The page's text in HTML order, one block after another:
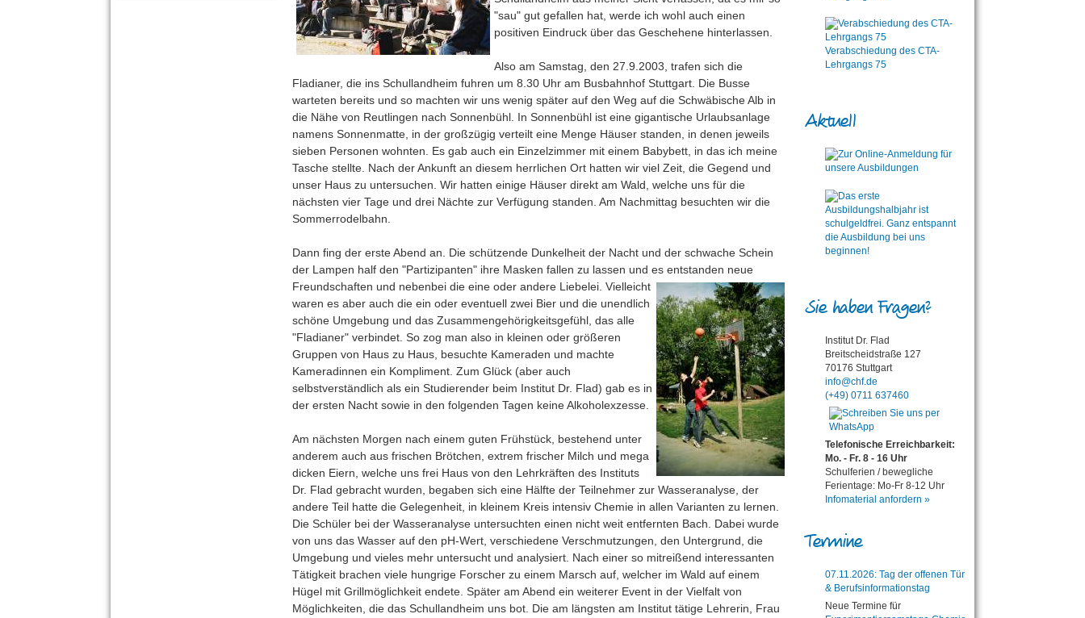
"sau" gut gefallen hat, werde ich wohl auch einen
positiven Eindruck über das Geschehene hinterlassen.
Also am Samstag, den 27.9.2003, trafen sich die
Fladianer, die ins Schullandheim fuhren um 8.30 Uhr am Busbahnhof Stuttgart. Die Busse
warteten bereits und so machten wir uns wenig später auf den Weg auf die Schwäbische Alb in
die Nähe von Reutlingen nach Sonnenbühl. In Sonnenbühl ist eine gigantische Urlaubsanlage
namens Sonnenmatte, in der großzügig verteilt eine Menge Häuser standen, in denen jeweils
sieben Personen wohnten. Es gab auch ein Einzelzimmer mit einem Babybett, in das ich meine
Tasche stellte. Nach der Ankunft an diesem herrlichen Ort hatten wir viel Zeit, die Gegend und
unser Haus zu untersuchen. Wir hatten einige Häuser direkt am Wald, welche uns für die
nächsten vier Tage und drei Nächte zur Verfügung standen. Am Nachmittag besuchten wir die
Sommerrodelbahn.
Dann fing der erste Abend an. Die schützende Dunkelheit der Nacht und der schwache Schein
der Lampen half den "Partizipanten" ihre Masken fallen zu lassen und es entstanden neue
Freundschaften und nebenbei die eine oder andere Liebelei. Vielleicht
waren es aber auch die ein oder eventuell zwei Bier und die unendlich
schöne Umgebung und das Zusammengehörigkeitsgefühl, das alle
"Fladianer" verbindet. So zog man also in kleinen oder größeren
Gruppen von Haus zu Haus, besuchte Kameraden und machte
Kameradinnen ein Kompliment. Zum Glück (aber auch
selbstverständlich als ein Studierender beim Institut Dr. Flad) gab es in
der ersten Nacht sowie in den folgenden Tagen keine Alkoholexzesse.
Am nächsten Morgen nach einem guten Frühstück, bestehend unter
anderem auch aus frischen Brötchen, extrem frischer Milch und mega
dicken Eiern, welche uns frei Haus von den Lehrkräften des Instituts
Dr. Flad gebracht wurden, begaben sich eine Hälfte der Teilnehmer zur Wasseranalyse, der
andere Teil hatte die Gelegenheit, in kleinem Kreis intensiv Chemie in allen Varianten zu lernen.
Die Schüler bei der Wasseranalyse untersuchten einen nicht weit entfernten Bach. Dabei wurde
von uns das Wasser auf den pH-Wert, verschiedene Verschmutzungen, den Untergrund, die
Umgebung und vieles mehr untersucht und analysiert. Nach einer so mitreißend interessanten
Tätigkeit brachen viele hungrige Forscher zu einem Marsch auf, welcher im Wald auf einem
Hügel mit Grillmöglichkeit endete. Später am Abend ein weiterer Event in der Vielfalt von
Möglichkeiten, die das Schullandheim uns bot. Die am längsten am Institut tätige Lehrerin, Frau
Verabschiedung des CTA-
Lehrgangs 75
Aktuell
Sie haben Fragen?
Institut Dr. Flad
Breitscheidstraße 127
70176 Stuttgart
info@chf.de
(+49) 0711 637460
Telefonische Erreichbarkeit:
Mo. - Fr. 8 - 16 Uhr
Schulferien / bewegliche
Ferientage: Mo-Fr 8-12 Uhr
Infomaterial anfordern »
Termine
07.11.2026: Tag der offenen Tür
& Berufsinformationstag
Neue Termine für